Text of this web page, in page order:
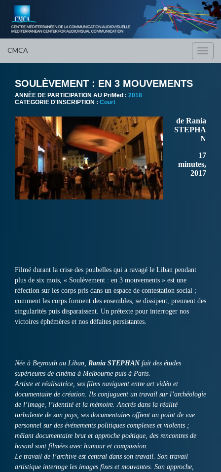
CMCA
SOULÈVEMENT : EN 3 MOUVEMENTS
ANNÈE DE PARTICIPATION AU PriMed : 2018
CATEGORIE D'INSCRIPTION : Court
de Rania
STEPHA
N
17
minutes,
2017
Filmé durant la crise des poubelles qui a ravagé le Liban pendant
plus de six mois, « Soulèvement : en 3 mouvements » est une
réfection sur les corps pris dans un espace de contestation social ;
comment les corps forment des ensembles, se dissipent, prennent des
singularités puis disparaissent. Un prétexte pour interroger nos
victoires éphémères et nos défaites persistantes.
Née à Beyrouth au Liban, Rania STEPHANfait des études
supérieures de cinéma à Melbourne puis à Paris.
Artiste et réalisatrice, ses films naviguent entre art vidéo et
documentaire de création. Ils conjuguent un travail sur l’archéologie
de l’image, l’identité et la mémoire. Ancrés dans la réalité
turbulente de son pays, ses documentaires offrent un point de vue
personnel sur des événements politiques complexes et violents ;
mêlant documentaire brut et approche poétique, des rencontres de
hasard sont filmées avec humour et compassion.
Le travail de l’archive est central dans son travail. Son travail
artistique interroge les images fixes et mouvantes. Son approche,